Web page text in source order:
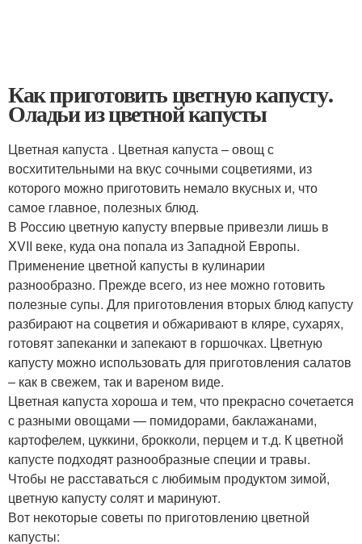
Как приготовить цветную капусту.
Оладьи из цветной капусты
Цветная капуста . Цветная капуста – овощ с
восхитительными на вкус сочными соцветиями, из
которого можно приготовить немало вкусных и, что
самое главное, полезных блюд.
В Россию цветную капусту впервые привезли лишь в
XVII веке, куда она попала из Западной Европы.
Применение цветной капусты в кулинарии
разнообразно. Прежде всего, из нее можно готовить
полезные супы. Для приготовления вторых блюд капусту
разбирают на соцветия и обжаривают в кляре, сухарях,
готовят запеканки и запекают в горшочках. Цветную
капусту можно использовать для приготовления салатов
– как в свежем, так и вареном виде.
Цветная капуста хороша и тем, что прекрасно сочетается
с разными овощами — помидорами, баклажанами,
картофелем, цуккини, брокколи, перцем и т.д. К цветной
капусте подходят разнообразные специи и травы.
Чтобы не расставаться с любимым продуктом зимой,
цветную капусту солят и маринуют.
Вот некоторые советы по приготовлению цветной
капусты: